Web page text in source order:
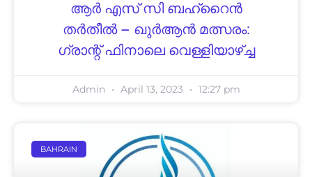
ആർ എസ് സി ബഹ്‌റൈൻ
തർതീൽ – ഖുർആൻ മത്സരം:
ഗ്രാന്റ് ഫിനാലെ വെള്ളിയാഴ്ച്ച
Admin April 13, 2023 12:27 pm
BAHRAIN